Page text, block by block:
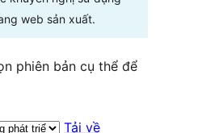
web sản xuất.
phiên bản cụ thể để
Tải về